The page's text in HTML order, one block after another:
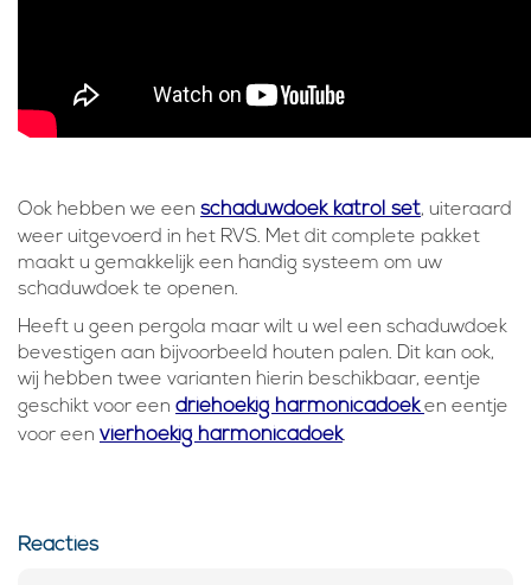
Ook hebben we een schaduwdoek katrol set, uiteraard
weer uitgevoerd in het RVS. Met dit complete pakket
maakt u gemakkelijk een handig systeem om uw
schaduwdoek te openen.
Heeft u geen pergola maar wilt u wel een schaduwdoek
bevestigen aan bijvoorbeeld houten palen. Dit kan ook,
wij hebben twee varianten hierin beschikbaar, eentje
geschikt voor een driehoekig harmonicadoek en eentje
voor een vierhoekig harmonicadoek.
Reacties